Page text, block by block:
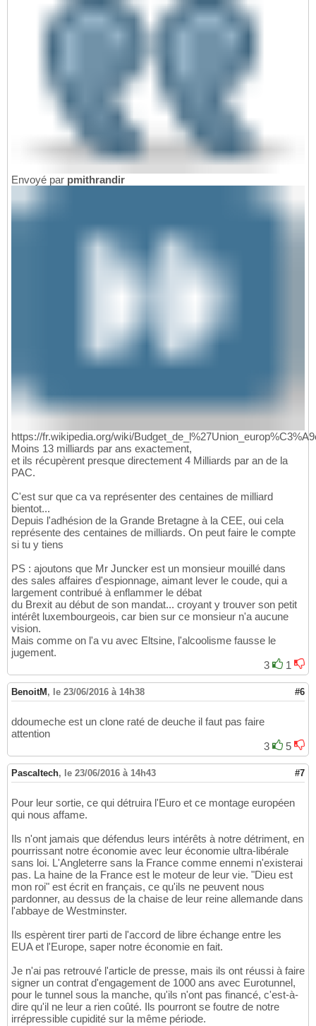
Envoyé par pmithrandir
https://fr.wikipedia.org/wiki/
Moins 13 milliards par ans exactement,
et ils récupèrent presque directement 4 Milliards par an de la
PAC.
C'est sur que ca va représenter des centaines de milliard
bientot...
Depuis l'adhésion de la Grande Bretagne à la CEE, oui cela
représente des centaines de milliards. On peut faire le compte
si tu y tiens
PS : ajoutons que Mr Juncker est un monsieur mouillé dans
des sales affaires d'espionnage, aimant lever le coude, qui a
largement contribué à enflammer le débat
du Brexit au début de son mandat... croyant y trouver son petit
intérêt luxembourgeois, car bien sur ce monsieur n'a aucune
vision.
Mais comme on l'a vu avec Eltsine, l'alcoolisme fausse le
jugement.
3
1
BenoitM , le 23/06/2016 à 14h38 #6
ddoumeche est un clone raté de deuche il faut pas faire
attention
3
5
Pascaltech, le 23/06/2016 à 14h43 #7
Pour leur sortie, ce qui détruira l'Euro et ce montage européen
qui nous affame.
Ils n'ont jamais que défendus leurs intérêts à notre détriment, en
pourrissant notre économie avec leur économie ultra-libérale
sans loi. L'Angleterre sans la France comme ennemi n'existerai
pas. La haine de la France est le moteur de leur vie. "Dieu est
mon roi" est écrit en français, ce qu'ils ne peuvent nous
pardonner, au dessus de la chaise de leur reine allemande dans
l'abbaye de Westminster.
Ils espèrent tirer parti de l'accord de libre échange entre les
EUA et l'Europe, saper notre économie en fait.
Je n'ai pas retrouvé l'article de presse, mais ils ont réussi à faire
signer un contrat d'engagement de 1000 ans avec Eurotunnel,
pour le tunnel sous la manche, qu'ils n'ont pas financé, c'est-à-
dire qu'il ne leur a rien coûté. Ils pourront se foutre de notre
irrépressible cupidité sur la même période.